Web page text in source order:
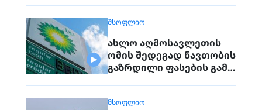
ᲛᲡᲝᲤᲚᲘᲝ
ახლო აღმოსავლეთის
ომის შედეგად ნავთობის
გაზრდილი ფასების გამო
ᲛᲡᲝᲤᲚᲘᲝ